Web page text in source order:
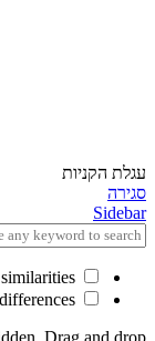
עגלת הקניות
סגירה
Sidebar
Drag and drop
טלפון
אימייל